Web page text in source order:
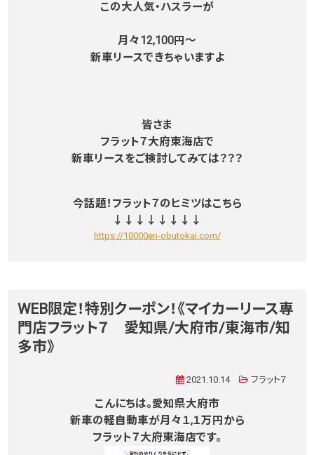
この大人気・ハスラーが
月々12,100円～
新車リースできちゃいますよ
皆さま
フラット７大府東海店で
新車リースをご検討してみては？？？
今話題！フラット７のヒミツはこちら
↓↓↓↓↓↓↓↓
https://10000en-obutokai.com/
WEB限定！特別クーポン！《マイカーリース専
門店フラット７ 愛知県/大府市/東海市/知
多市》
2021.10.14 フラット７
こんにちは。愛知県大府市
新車の軽自動車が月々１,１万円から
フラット７大府東海店です。